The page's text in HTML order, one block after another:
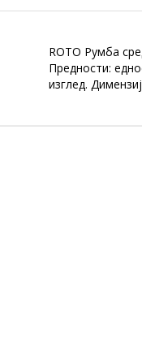
ROTO Румба
Предности:
изглед.